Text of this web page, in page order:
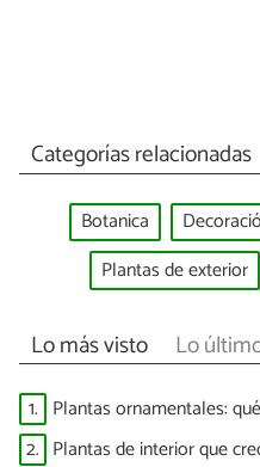
Categorías relacionadas
Botanica
Plantas de exterior
Lo más visto Lo
1. Plantas ornamentales:
2. Plantas de interior que